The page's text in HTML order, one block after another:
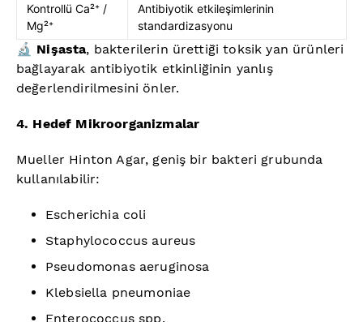
Kontrollü Ca²⁺ /
Mg²⁺
Antibiyotik etkileşimlerinin
standardizasyonu
🔬 Nişasta, bakterilerin ürettiği toksik yan ürünleri
bağlayarak antibiyotik etkinliğinin yanlış
değerlendirilmesini önler.
4. Hedef Mikroorganizmalar
Mueller Hinton Agar, geniş bir bakteri grubunda
kullanılabilir:
Escherichia coli
Staphylococcus aureus
Pseudomonas aeruginosa
Klebsiella pneumoniae
Enterococcus spp.